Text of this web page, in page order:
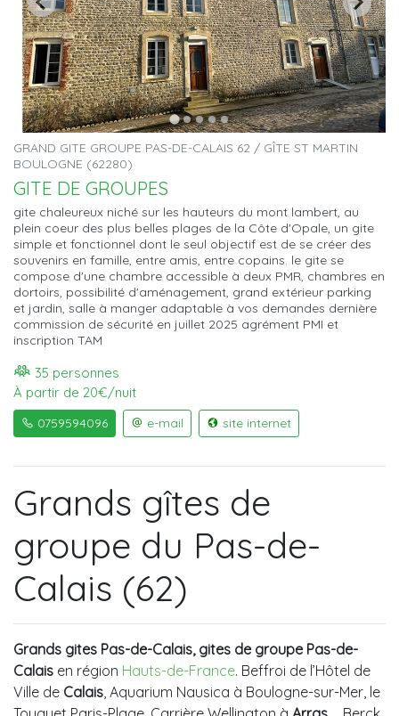
GRAND GITE GROUPE PAS-DE-CALAIS 62 / GÎTE ST MARTIN
BOULOGNE (62280)
GITE DE GROUPES
gite chaleureux niché sur les hauteurs du mont lambert, au
plein coeur des plus belles plages de la Côte d'Opale, un gite
simple et fonctionnel dont le seul objectif est de se créer des
souvenirs en famille, entre amis, entre copains. le gite se
compose d'une chambre accessible à deux PMR, chambres en
dortoirs, possibilité d'aménagement, grand extérieur parking
et jardin, salle à manger adaptable à vos demandes dernière
commission de sécurité en juillet 2025 agrément PMI et
inscription TAM
35 personnes
À partir de 20€/nuit
0759594096 e-mail site internet
Grands gîtes de
groupe du Pas-de-
Calais (62)
Grands gites Pas-de-Calais, gites de groupe Pas-de-
Calais en région Hauts-de-France. Beffroi de l’Hôtel de
Ville de Calais, Aquarium Nausica à Boulogne-sur-Mer, le